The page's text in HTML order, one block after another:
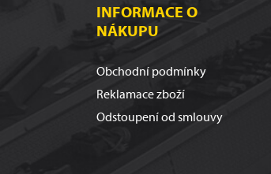
INFORMACE O
NÁKUPU
Obchodní podmínky
Reklamace zboží
Odstoupení od smlouvy